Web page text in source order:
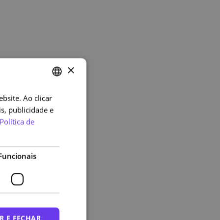
PORTUGUESE
ENGLISH
×
Ao clicar
publicidade e
de
E FECHAR